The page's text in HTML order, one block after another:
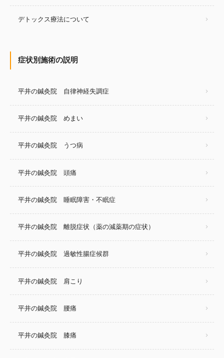
デトックス療法について
症状別施術の説明
平井の鍼灸院 自律神経失調症
平井の鍼灸院 めまい
平井の鍼灸院 うつ病
平井の鍼灸院 頭痛
平井の鍼灸院 睡眠障害・不眠症
平井の鍼灸院 離脱症状（薬の減薬期の症状）
平井の鍼灸院 過敏性腸症候群
平井の鍼灸院 肩こり
平井の鍼灸院 腰痛
平井の鍼灸院 膝痛